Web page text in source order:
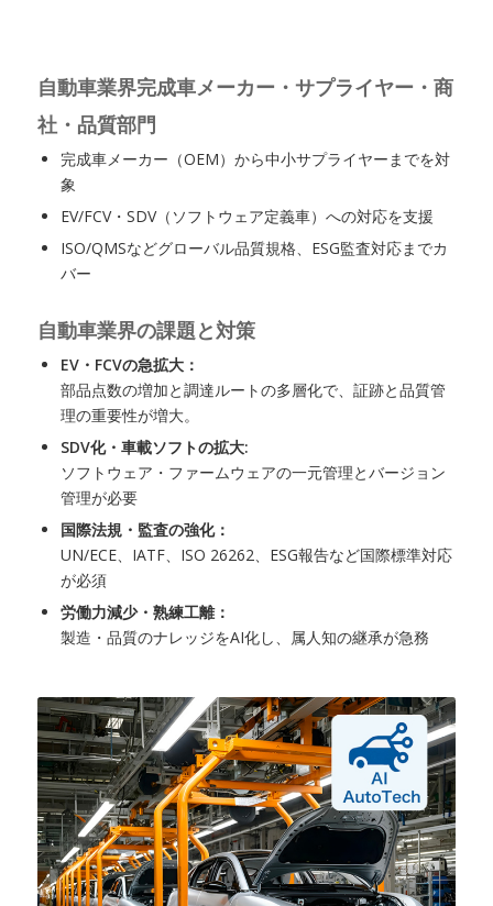
自動車業界完成車メーカー・サプライヤー・商
社・品質部門
完成車メーカー（OEM）から中小サプライヤーまでを対
象
EV/FCV・SDV（ソフトウェア定義車）への対応を支援
ISO/QMSなどグローバル品質規格、ESG監査対応までカ
バー
自動車業界の課題と対策
EV・FCVの急拡大：
部品点数の増加と調達ルートの多層化で、証跡と品質管
理の重要性が増大。
SDV化・車載ソフトの拡大:
ソフトウェア・ファームウェアの一元管理とバージョン
管理が必要
国際法規・監査の強化：
UN/ECE、IATF、ISO 26262、ESG報告など国際標準対応
が必須
労働力減少・熟練工離：
製造・品質のナレッジをAI化し、属人知の継承が急務